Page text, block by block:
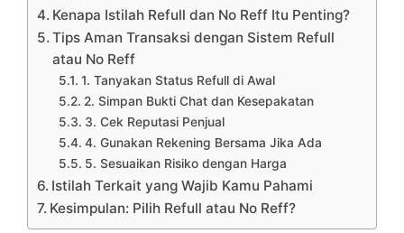
Kenapa Istilah Refull dan No Reff Itu Penting?
Tips Aman Transaksi dengan Sistem Refull
atau No Reff
1. Tanyakan Status Refull di Awal
2. Simpan Bukti Chat dan Kesepakatan
3. Cek Reputasi Penjual
4. Gunakan Rekening Bersama Jika Ada
5. Sesuaikan Risiko dengan Harga
Istilah Terkait yang Wajib Kamu Pahami
Kesimpulan: Pilih Refull atau No Reff?